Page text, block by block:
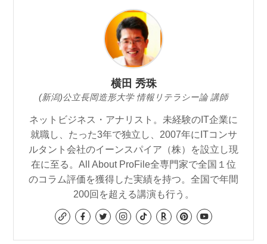
横田 秀珠
(新潟)公立長岡造形大学 情報リテラシー論 講師
ネットビジネス・アナリスト。未経験のIT企業に
就職し、たった3年で独立し、2007年にITコンサ
ルタント会社のイーンスパイア（株）を設立し現
在に至る。All About ProFile全専門家で全国１位
のコラム評価を獲得した実績を持つ。全国で年間
200回を超える講演も行う。